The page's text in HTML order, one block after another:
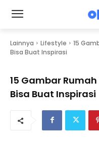
Lainnya Lifestyle
15
Bisa Buat Inspirasi
15 Gambar
Bisa Buat Inspirasi